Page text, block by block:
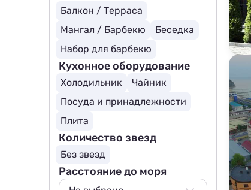
Балкон / Терраса
Мангал / Барбекю
Беседка
Набор для барбекю
Кухонное оборудование
Холодильник
Чайник
Посуда и принадлежности
Плита
Количество звезд
Без звезд
Расстояние до моря